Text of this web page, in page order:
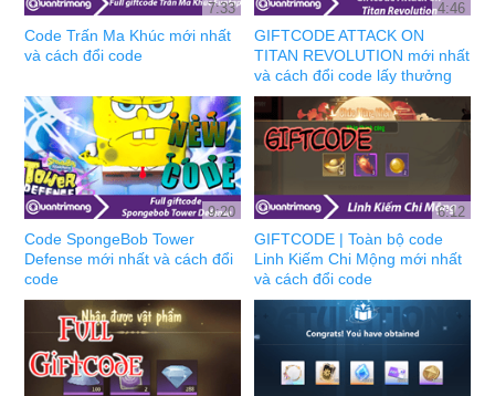
7:33
Code Trấn Ma Khúc mới nhất
và cách đổi code
4:46
GIFTCODE ATTACK ON
TITAN REVOLUTION mới nhất
và cách đổi code lấy thưởng
9:20
Code SpongeBob Tower
Defense mới nhất và cách đổi
code
6:12
GIFTCODE | Toàn bộ code
Linh Kiếm Chi Mộng mới nhất
và cách đổi code